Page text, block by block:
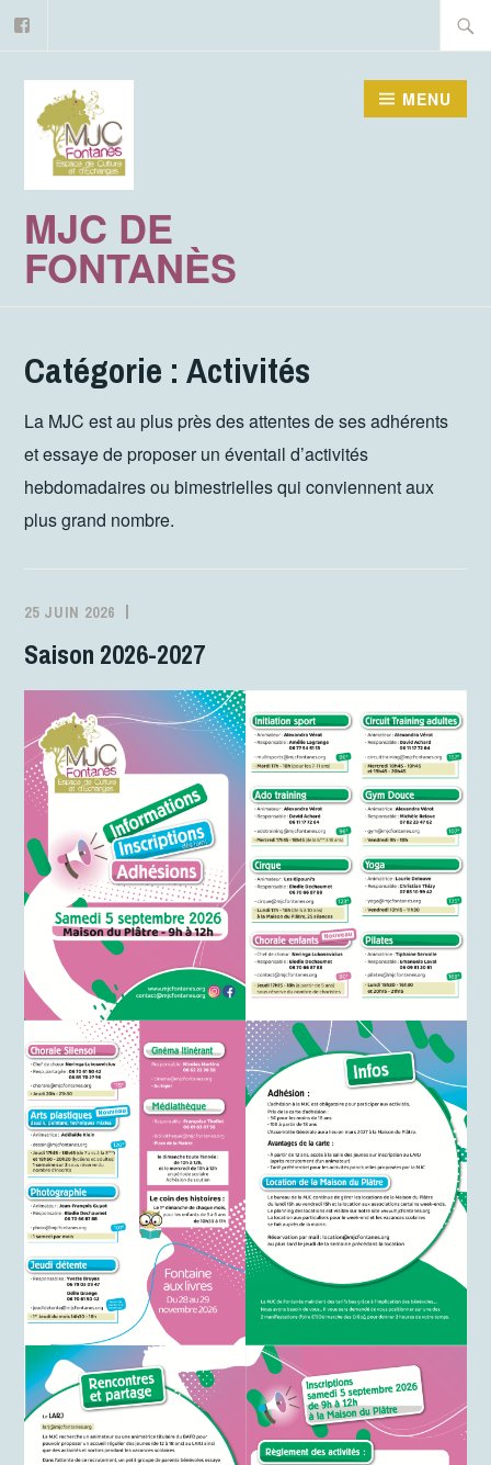
Accéder
au
contenu
principal
MJC DE
FONTANÈS
MENU
Catégorie :Activités
La MJC est au plus près des attentes de ses adhérents
et essaye de proposer un éventail d’activités
hebdomadaires ou bimestrielles qui conviennent aux
plus grand nombre.
25 JUIN 2026
Saison 2026-2027